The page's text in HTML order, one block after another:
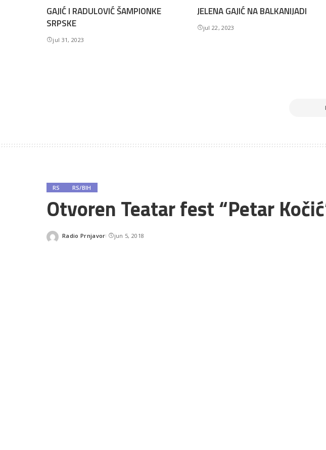
GAJIĆ I RADULOVIĆ ŠAMPIONKE
SRPSKE
jul 31, 2023
JELENA GAJIĆ NA BALKANIJADI
jul 22, 2023
RS RS/BIH
Otvoren Teatar fest “Petar
Posted
Radio Prnjavor jun 5, 2018